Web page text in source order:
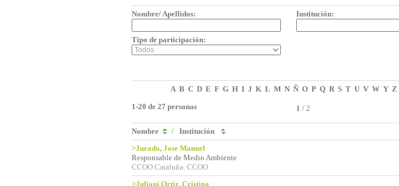
Nombre/ Apellidos: Institución:
Tipo de participación:
A B C D E F G H I J K L M N Ñ O P Q R S T U V W Y Z
1-20 de 27 personas
1 / 2
Nombre / Institución
>Jurado, Jose Manuel
Responsable de Medio Ambiente
CCOO Cataluña. CCOO
>Juliani Ortiz, Cristina